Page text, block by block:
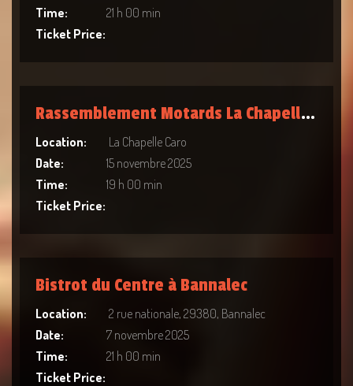
Time:
21 h 00 min
Ticket Price:
Rassemblement Motards La Chapelle Caro [Privé]
Location:
La Chapelle Caro
Date:
15 novembre 2025
Time:
19 h 00 min
Ticket Price:
Bistrot du Centre à Bannalec
Location:
2 rue nationale, 29380, Bannalec
Date:
7 novembre 2025
Time:
21 h 00 min
Ticket Price: